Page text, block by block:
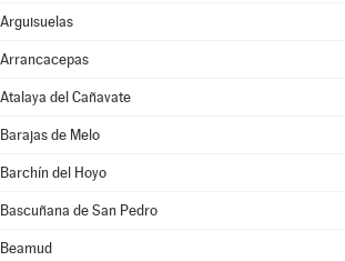
Arguisuelas
Arrancacepas
Atalaya del Cañavate
Barajas de Melo
Barchín del Hoyo
Bascuñana de San Pedro
Beamud